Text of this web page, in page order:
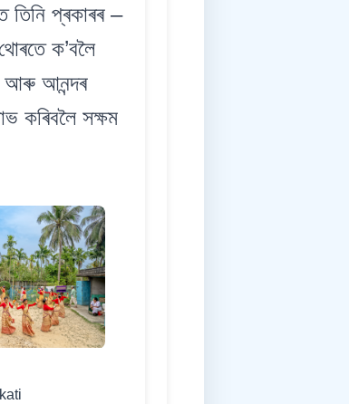
তিনি প্ৰকাৰৰ –
ক’বলৈ
আৰু আনন্দৰ
কৰিবলৈ সক্ষম